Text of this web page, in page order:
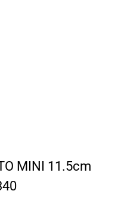
ΜΙΝΙ 11.5cm